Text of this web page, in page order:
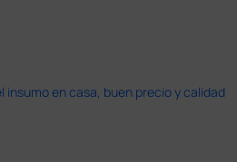
insumo en casa, buen precio y calidad